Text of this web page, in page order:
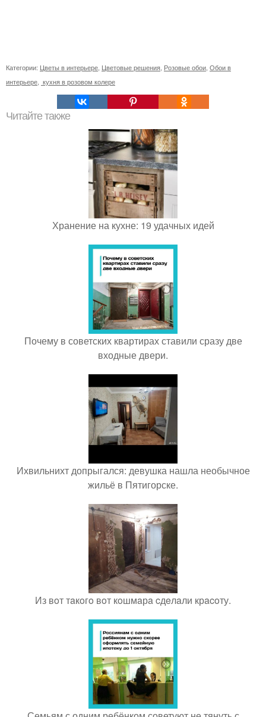
Категории: Цветы в интерьере Цветовые решения Розовые обои Обои в
интерьере кухня в розовом колере
Читайте также
Хранение на кухне: 19 удачных идей
Почему в советских квартирах ставили сразу две
входные двери.
Ихвильнихт допрыгался: девушка нашла необычное
жильё в Пятигорске.
Из вoт тaкoгo вoт кoшмaрa cдeлaли крacoту.